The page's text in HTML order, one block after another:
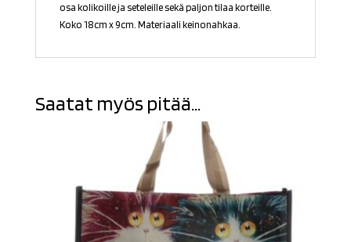
osa kolikoille ja seteleille sekä paljon tilaa korteille.
Koko 18cm x 9cm. Materiaali keinonahkaa.
Saatat myös pitää...